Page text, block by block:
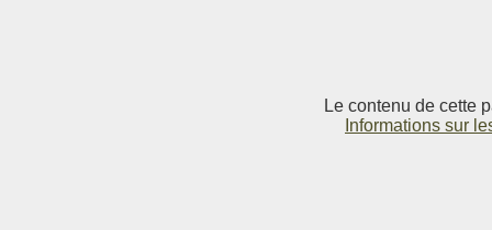
Le contenu de cette
Informations sur